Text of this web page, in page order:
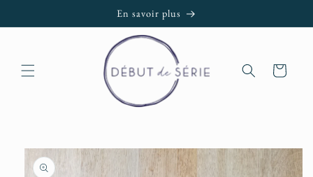
En savoir plus
Panier
Passer aux
informations
produits